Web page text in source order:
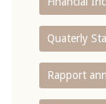
Quaterly
Rapport